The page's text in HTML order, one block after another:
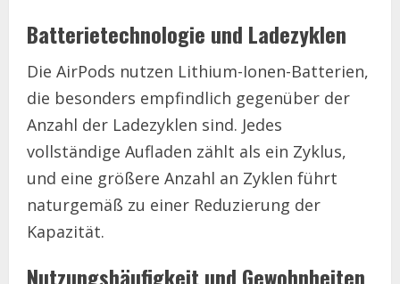
Batterietechnologie und Ladezyklen
Die AirPods nutzen Lithium-Ionen-Batterien,
die besonders empfindlich gegenüber der
Anzahl der Ladezyklen sind. Jedes
vollständige Aufladen zählt als ein Zyklus,
und eine größere Anzahl an Zyklen führt
naturgemäß zu einer Reduzierung der
Kapazität.
Nutzungshäufigkeit und Gewohnheiten